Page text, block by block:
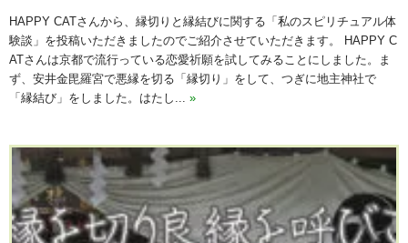
HAPPY CATさんから、縁切りと縁結びに関する「私のスピリチュアル体
験談」を投稿いただきましたのでご紹介させていただきます。 HAPPY C
ATさんは京都で流行っている恋愛祈願を試してみることにしました。ま
ず、安井金毘羅宮で悪縁を切る「縁切り」をして、つぎに地主神社で
「縁結び」をしました。はたし... »